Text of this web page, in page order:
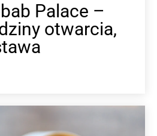
Palace –
otwarcia,